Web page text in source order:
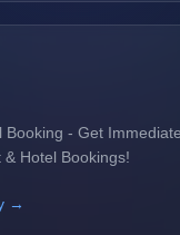
Booking - Get
Hotel Bookings!
→